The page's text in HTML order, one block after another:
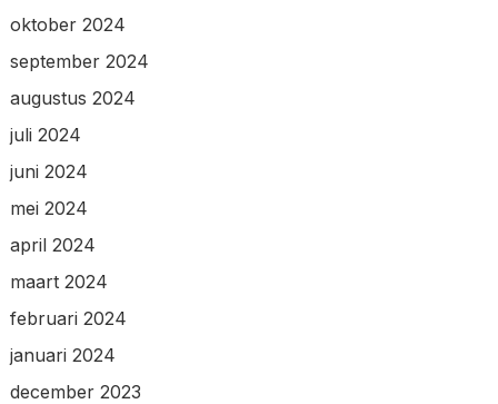
oktober 2024
september 2024
augustus 2024
juli 2024
juni 2024
mei 2024
april 2024
maart 2024
februari 2024
januari 2024
december 2023